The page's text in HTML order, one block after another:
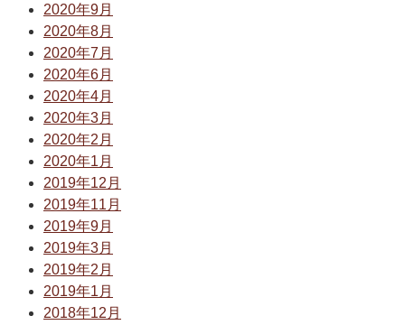
2020年9月
2020年8月
2020年7月
2020年6月
2020年4月
2020年3月
2020年2月
2020年1月
2019年12月
2019年11月
2019年9月
2019年3月
2019年2月
2019年1月
2018年12月